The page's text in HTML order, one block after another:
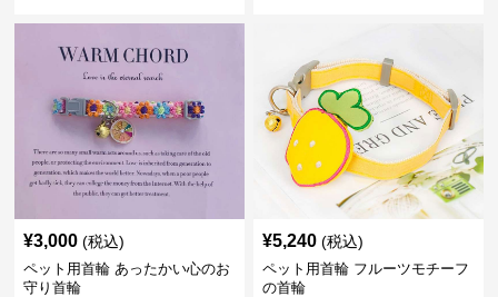
¥3,000 (税込)
ペット用首輪 あったかい心のお
守り首輪
¥5,240 (税込)
ペット用首輪 フルーツモチーフ
の首輪